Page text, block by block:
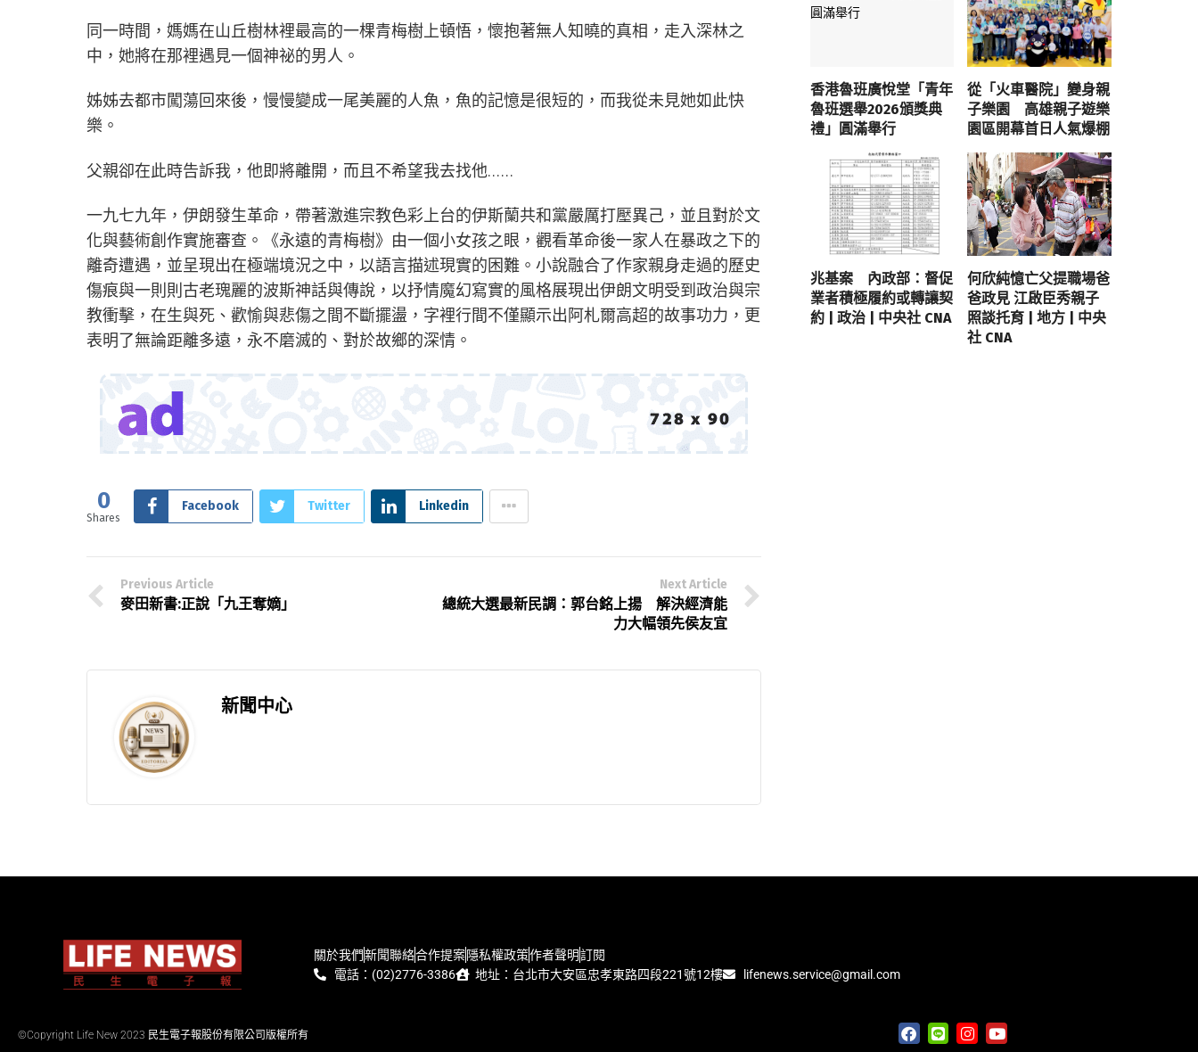
同一時間，媽媽在山丘樹林裡最高的一棵青梅樹上頓悟，懷抱著無人知曉的真相，走入深林之
中，她將在那裡遇見一個神祕的男人。
姊姊去都市闖蕩回來後，慢慢變成一尾美麗的人魚，魚的記憶是很短的，而我從未見她如此快
樂。
父親卻在此時告訴我，他即將離開，而且不希望我去找他……
一九七九年，伊朗發生革命，帶著激進宗教色彩上台的伊斯蘭共和黨嚴厲打壓異己，並且對於文
化與藝術創作實施審查。《永遠的青梅樹》由一個小女孩之眼，觀看革命後一家人在暴政之下的
離奇遭遇，並呈現出在極端境況之中，以語言描述現實的困難。小說融合了作家親身走過的歷史
傷痕與一則則古老瑰麗的波斯神話與傳說，以抒情魔幻寫實的風格展現出伊朗文明受到政治與宗
教衝擊，在生與死、歡愉與悲傷之間不斷擺盪，字裡行間不僅顯示出阿札爾高超的故事功力，更
表明了無論距離多遠，永不磨滅的、對於故鄉的深情。
0
Shares
Facebook Twitter Linkedin
Previous Article
麥田新書:正說「九王奪嫡」
Next Article
總統大選最新民調：郭台銘上揚 解決經濟能
力大幅領先侯友宜
新聞中心
香港魯班廣悅堂「青年
魯班選舉2026頒獎典
禮」圓滿舉行
從「火車醫院」變身親
子樂園 高雄親子遊樂
園區開幕首日人氣爆棚
兆基案 內政部：督促
業者積極履約或轉讓契
約 | 政治 | 中央社 CNA
何欣純憶亡父提職場爸
爸政見 江啟臣秀親子
照談托育 | 地方 | 中央
社 CNA
關於我們新聞聯絡合作提案隱私權政策作者聲明訂閱
電話：(02)2776-3386
地址：台北市大安區忠孝東路四段221號12樓 lifenews.service@gmail.com
©Copyright Life New 2023 民生電子報股份有限公司版權所有